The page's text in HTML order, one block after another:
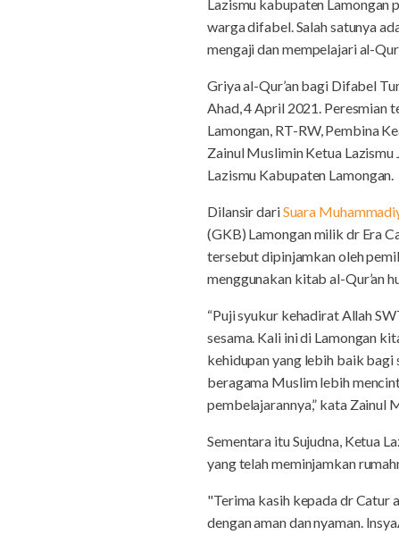
Lazismu kabupaten Lamongan
warga difabel. Salah satunya
mengaji dan mempelajari al-
Griya al-Qur’an bagi Difabel
Ahad, 4 April 2021. Peresmian
Lamongan, RT-RW, Pembina
Zainul Muslimin Ketua Lazismu
Lazismu Kabupaten Lamongan.
Dilansir dariSuara
(GKB) Lamongan milik dr Era
tersebut dipinjamkan oleh
menggunakan kitab al-Qur’an
“Puji syukur kehadirat Allah
sesama. Kali ini di Lamongan
kehidupan yang lebih baik
beragama Muslim lebih
pembelajarannya,” kata Zainul
Sementara itu Sujudna, Ketua
yang telah meminjamkan
"Terima kasih kepada dr Catur
dengan aman dan nyaman.